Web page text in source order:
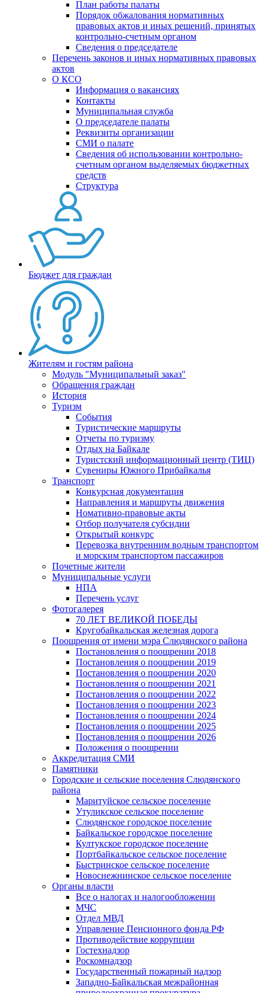
План работы палаты
Порядок обжалования нормативных
правовых актов и иных решений, принятых
контрольно-счетным органом
Сведения о председателе
Перечень законов и иных нормативных правовых
актов
О КСО
Информация о вакансиях
Контакты
Муниципальная служба
О председателе палаты
Реквизиты организации
СМИ о палате
Сведения об использовании контрольно-
счетным органом выделяемых бюджетных
средств
Структура
Бюджет для граждан
Жителям и гостям района
Модуль "Муниципальный заказ"
Обращения граждан
История
Туризм
События
Туристические маршруты
Отчеты по туризму
Отдых на Байкале
Туристский информационный центр (ТИЦ)
Сувениры Южного Прибайкалья
Транспорт
Конкурсная документация
Направления и маршруты движения
Номативно-правовые акты
Отбор получателя субсидии
Открытый конкурс
Перевозка внутренним водным транспортом
и морским транспортом пассажиров
Почетные жители
Муниципальные услуги
НПА
Перечень услуг
Фотогалерея
70 ЛЕТ ВЕЛИКОЙ ПОБЕДЫ
Кругобайкальская железная дорога
Поощрения от имени мэра Слюдянского района
Постановления о поощрении 2018
Постановления о поощрении 2019
Постановления о поощрении 2020
Постановления о поощрении 2021
Постановления о поощрении 2022
Постановления о поощрении 2023
Постановления о поощрении 2024
Постановления о поощрении 2025
Постановления о поощрении 2026
Положения о поощрении
Аккредитация СМИ
Памятники
Городские и сельские поселения Слюдянского
района
Маритуйское сельское поселение
Утуликское сельское поселение
Слюдянское городское поселение
Байкальское городское поселение
Култукское городское поселение
Портбайкальское сельское поселение
Быстринское сельское поселение
Новоснежнинское сельское поселение
Органы власти
Все о налогах и налогообложении
МЧС
Отдел МВД
Управление Пенсионного фонда РФ
Противодействие коррупции
Гостехнадзор
Роскомнадзор
Государственный пожарный надзор
Западно-Байкальская межрайонная